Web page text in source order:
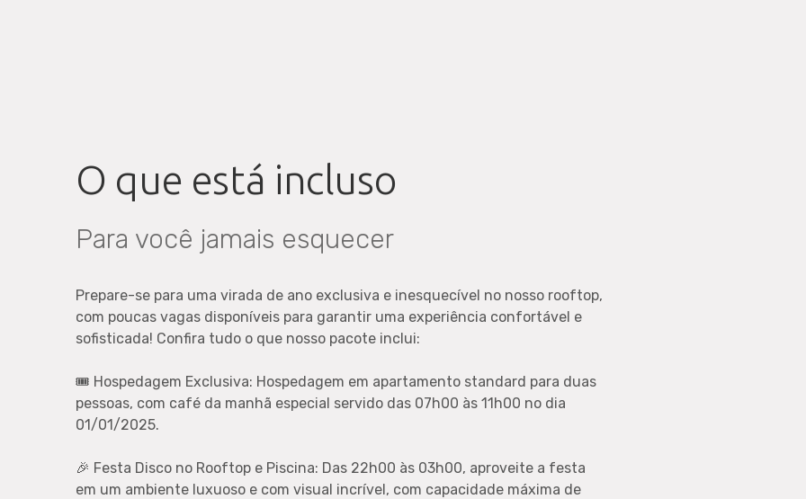
O que está incluso
Para você jamais esquecer
Prepare-se para uma virada de ano exclusiva e inesquecível no nosso rooftop,
com poucas vagas disponíveis para garantir uma experiência confortável e
sofisticada! Confira tudo o que nosso pacote inclui:
🎟 Hospedagem Exclusiva: Hospedagem em apartamento standard para duas
pessoas, com café da manhã especial servido das 07h00 às 11h00 no dia
01/01/2025.
🎉 Festa Disco no Rooftop e Piscina: Das 22h00 às 03h00, aproveite a festa
em um ambiente luxuoso e com visual incrível, com capacidade máxima de